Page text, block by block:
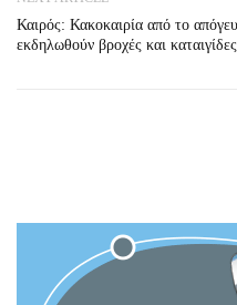
Καιρός: Κακοκαιρία από το
εκδηλωθούν βροχές και καταιγίδες